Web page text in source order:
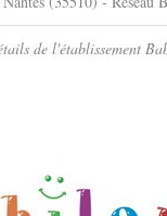
de l'établissement